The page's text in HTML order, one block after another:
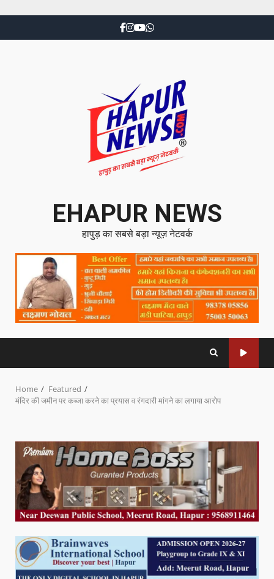
EHAPUR NEWS
हापुड़ का सबसे बड़ा न्यूज़ नेटवर्क
Home
Featured
मंदिर की जमीन पर कब्जा करने का प्रयास व रंगदारी मांगने का लगाया आरोप